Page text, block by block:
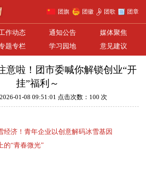
团旗 团徽 团歌 团章
作动态 通知公告
媒体聚焦
题专栏 学习园地 意见建议
意啦！团市委喊你解锁创业“开
挂”福利～
01-08 09:51:01 点击次数：100 次
经济！青年企业以创意解码冰雪基因
的“青春微光”